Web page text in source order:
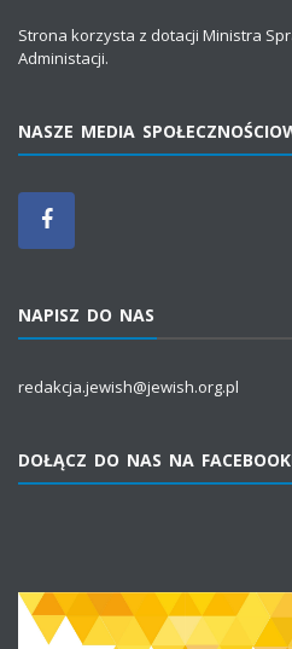
Strona korzysta z dotacji Ministra
Administacji.
NASZE MEDIA
NAPISZ DO NAS
redakcja.jewish@jewish.org.pl
DOŁĄCZ DO NAS NA